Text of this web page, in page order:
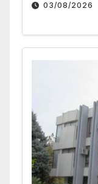
03/08/2026